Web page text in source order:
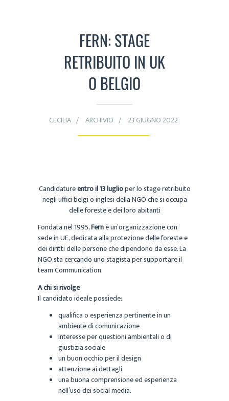
FERN: STAGE
RETRIBUITO IN UK
O BELGIO
CECILIA ARCHIVIO 23 GIUGNO 2022
Candidatureentro il 13 luglioper lo stage retribuito
negli uffici belgi o inglesi della NGO che si occupa
delle foreste e dei loro abitanti
Fondata nel 1995,Fernè un’organizzazione con
sede in UE, dedicata alla protezione delle foreste e
dei diritti delle persone che dipendono da esse. La
NGO sta cercando uno stagista per supportare il
team Communication.
A chi si rivolge
Il candidato ideale possiede:
qualifica o esperienza pertinente in un
ambiente di comunicazione
interesse per questioni ambientali o di
giustizia sociale
un buon occhio per il design
attenzione ai dettagli
una buona comprensione ed esperienza
nell’uso dei social media.